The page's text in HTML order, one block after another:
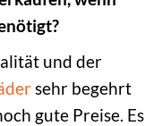
und der
sehr begehrt
gute Preise. Es